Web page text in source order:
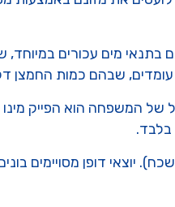
מים עכורים
שבהם כמות החמצן
של המשפחה הוא הפייק
דופן מסויימים